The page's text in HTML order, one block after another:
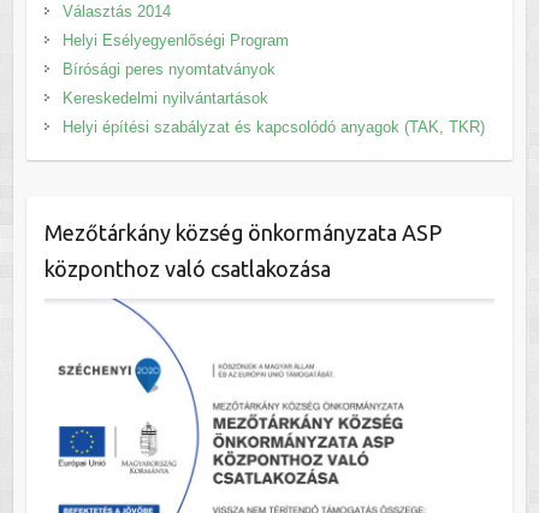
Választás 2014
Helyi Esélyegyenlőségi Program
Bírósági peres nyomtatványok
Kereskedelmi nyilvántartások
Helyi építési szabályzat és kapcsolódó anyagok (TAK, TKR)
Mezőtárkány község önkormányzata ASP
központhoz való csatlakozása